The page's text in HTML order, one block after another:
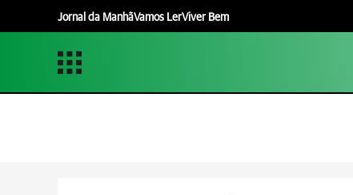
Jornal da ManhãVamos LerViver Bem